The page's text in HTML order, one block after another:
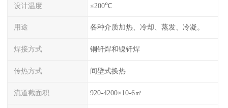
设计温度 ≤200℃
用途 各种介质加热、冷却、蒸发、冷凝。
焊接方式 铜钎焊和镍钎焊
传热方式 间壁式换热
流道截面积 920-4200×10-6㎡